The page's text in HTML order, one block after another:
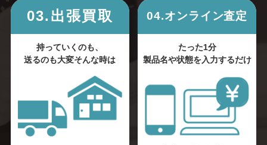
03.出張買取
持っていくのも、
送るのも大変そんな時は
04.オンライン査定
たった1分
製品名や状態を入力するだけ